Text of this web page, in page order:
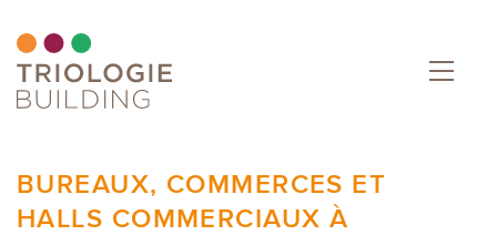
BUREAUX, COMMERCES ET
HALLS COMMERCIAUX À